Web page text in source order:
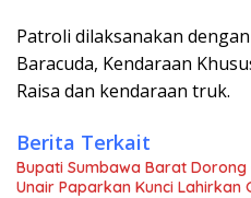
Patroli dilaksanakan
Baracuda, Kendaraan
Raisa dan kendaraan truk.
Berita Terkait
Bupati Sumbawa Barat Dorong
Unair Paparkan Kunci Lahirkan